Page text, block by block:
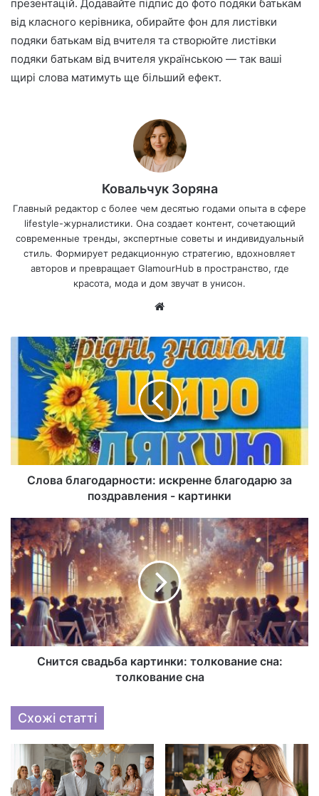
презентацій. Додавайте підпис до фото подяки батькам
від класного керівника, обирайте фон для листівки
подяки батькам від вчителя та створюйте листівки
подяки батькам від вчителя українською — так ваші
щирі слова матимуть ще більший ефект.
Ковальчук Зоряна
Главный редактор с более чем десятью годами опыта в сфере
lifestyle-журналистики. Она создает контент, сочетающий
современные тренды, экспертные советы и индивидуальный
стиль. Формирует редакционную стратегию, вдохновляет
авторов и превращает GlamourHub в пространство, где
красота, мода и дом звучат в унисон.
Слова благодарности: искренне благодарю за
поздравления - картинки
Снится свадьба картинки: толкование сна:
толкование сна
Схожі статті